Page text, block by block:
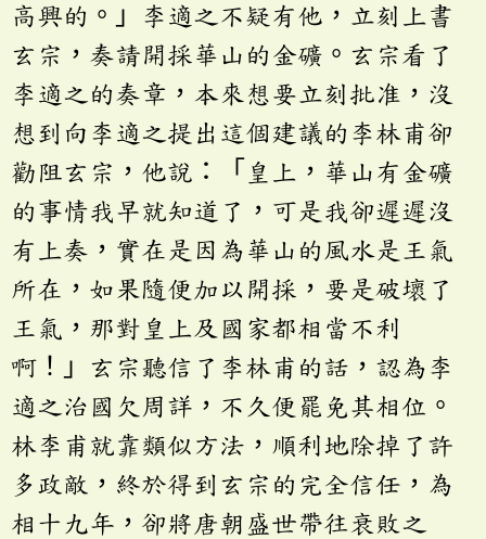
高興的。」李適之不疑有他，立刻上書
玄宗，奏請開採華山的金礦。玄宗看了
李適之的奏章，本來想要立刻批准，沒
想到向李適之提出這個建議的李林甫卻
勸阻玄宗，他說：「皇上，華山有金礦
的事情我早就知道了，可是我卻遲遲沒
有上奏，實在是因為華山的風水是王氣
所在，如果隨便加以開採，要是破壞了
王氣，那對皇上及國家都相當不利
啊！」玄宗聽信了李林甫的話，認為李
適之治國欠周詳，不久便罷免其相位。
林李甫就靠類似方法，順利地除掉了許
多政敵，終於得到玄宗的完全信任，為
相十九年，卻將唐朝盛世帶往衰敗之